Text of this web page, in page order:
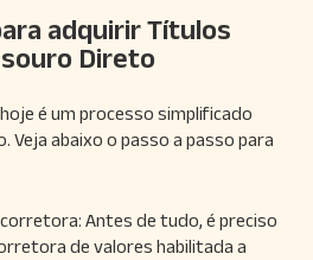
adquirir Títulos
Direto
é um processo simplificado
Veja abaixo o passo a passo para
Antes de tudo, é preciso
de valores habilitada a